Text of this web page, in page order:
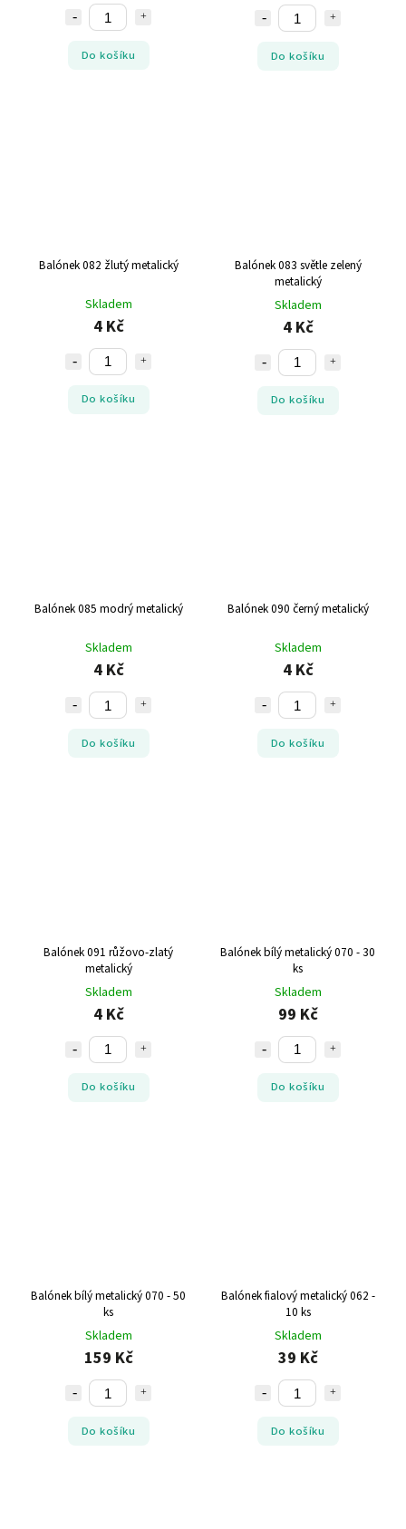
Do košíku Do košíku
Balónek 082 žlutý metalický
Skladem
4 Kč
Do košíku
Balónek 083 světle zelený
metalický
Skladem
4 Kč
Do košíku
Balónek 085 modrý metalický
Skladem
4 Kč
Do košíku
Balónek 090 černý metalický
Skladem
4 Kč
Do košíku
Balónek 091 růžovo-zlatý
metalický
Skladem
4 Kč
Do košíku
Balónek bílý metalický 070 - 30
ks
Skladem
99 Kč
Do košíku
Balónek bílý metalický 070 - 50
ks
Skladem
159 Kč
Do košíku
Balónek fialový metalický 062 -
10 ks
Skladem
39 Kč
Do košíku